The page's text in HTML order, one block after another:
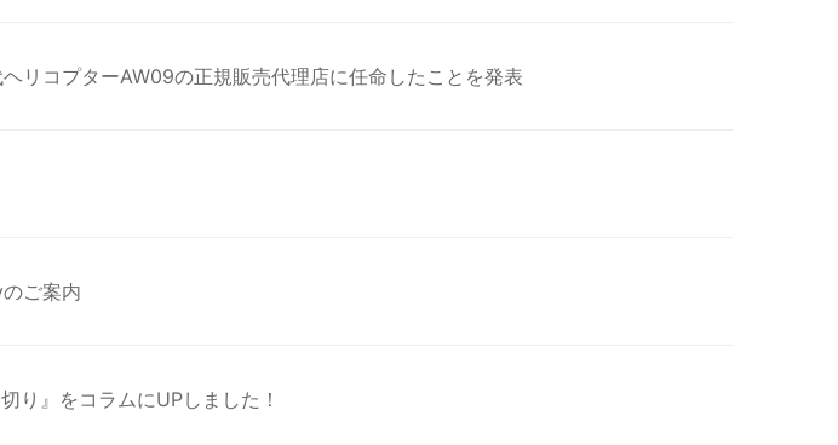
リコプターAW09の正規販売代理店に任命したことを発表
ご案内
』をコラムにUPしました！